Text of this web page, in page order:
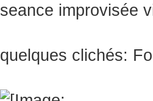
seance improvisée
quelques clichés: